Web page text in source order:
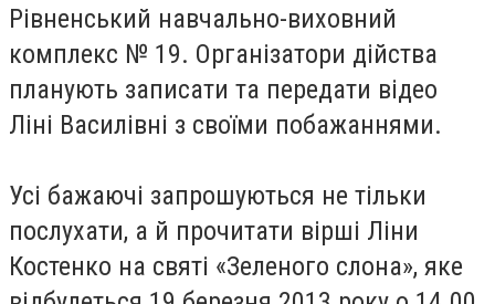
Рівненський навчально-виховний
комплекс № 19. Організатори дійства
планують записати та передати відео
Ліні Василівні з своїми побажаннями.
Усі бажаючі запрошуються не тільки
послухати, а й прочитати вірші Ліни
Костенко на святі «Зеленого слона», яке